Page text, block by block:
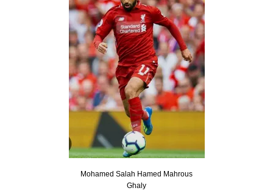
Mohamed Salah Hamed Mahrous
Ghaly